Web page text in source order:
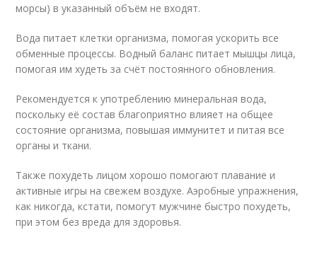
морсы) в указанный объём не входят.
Вода питает клетки организма, помогая ускорить все
обменные процессы. Водный баланс питает мышцы лица,
помогая им худеть за счёт постоянного обновления.
Рекомендуется к употреблению минеральная вода,
поскольку её состав благоприятно влияет на общее
состояние организма, повышая иммунитет и питая все
органы и ткани.
Также похудеть лицом хорошо помогают плавание и
активные игры на свежем воздухе. Аэробные упражнения,
как никогда, кстати, помогут мужчине быстро похудеть,
при этом без вреда для здоровья.